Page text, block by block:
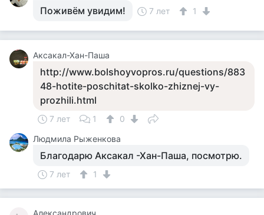
Поживём увидим! 7 лет 1
Аксакал-Хан-Паша
http://www.bolshoyvopros.ru/questions/883
48-hotite-poschitat-skolko-zhiznej-vy-
prozhili.html
7 лет 1
0
Людмила Рыженкова
Благодарю Аксакал -Хан-Паша, посмотрю.
7 лет 1
Александрович